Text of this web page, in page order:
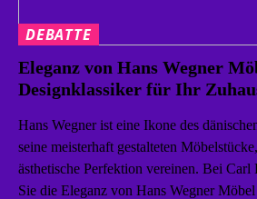
DEBATTE
Eleganz von Hans Wegner
Designklassiker für Ihr
Hans Wegner ist eine Ikone des
seine meisterhaft gestalteten
ästhetische Perfektion vereinen. Bei Carl
Sie die Eleganz von Hans Wegner